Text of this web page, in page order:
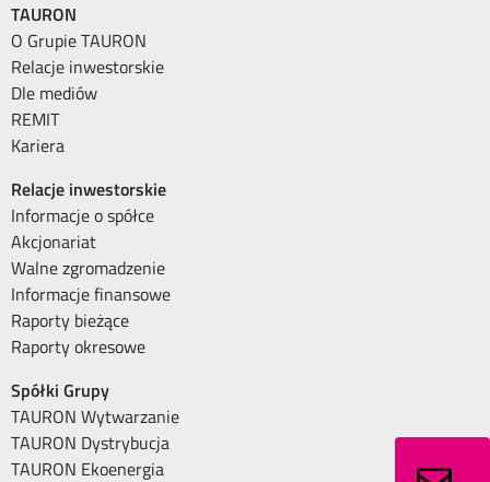
TAURON
O Grupie TAURON
Relacje inwestorskie
Dle mediów
REMIT
Kariera
Relacje inwestorskie
Informacje o spółce
Akcjonariat
Walne zgromadzenie
Informacje finansowe
Raporty bieżące
Raporty okresowe
Spółki Grupy
TAURON Wytwarzanie
TAURON Dystrybucja
TAURON Ekoenergia